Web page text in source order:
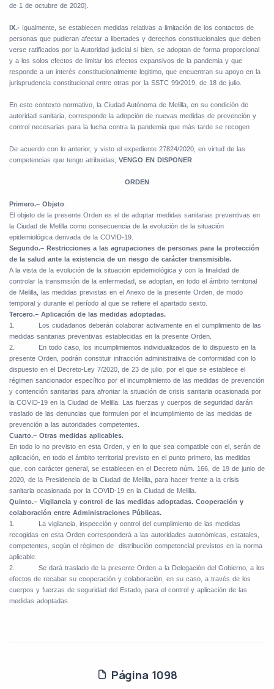
de 1 de octubre de 2020).
IX.- Igualmente, se establecen medidas relativas a limitación de los contactos de
personas que pudieran afectar a libertades y derechos constitucionales que deben
verse ratificados por la Autoridad judicial si bien, se adoptan de forma proporcional
y a los solos efectos de limitar los efectos expansivos de la pandemia y que
responde a un interés constitucionalmente legitimo, que encuentran su apoyo en la
jurisprudencia constitucional entre otras por la SSTC 99/2019, de 18 de julio.
En este contexto normativo, la Ciudad Autónoma de Melilla, en su condición de
autoridad sanitaria, corresponde la adopción de nuevas medidas de prevención y
control necesarias para la lucha contra la pandemia que más tarde se recogen
De acuerdo con lo anterior, y visto el expediente 27824/2020, en virtud de las
competencias que tengo atribuidas, VENGO EN DISPONER
ORDEN
Primero.– Objeto
El objeto de la presente Orden es el de adoptar medidas sanitarias preventivas en
la Ciudad de Melilla como consecuencia de la evolución de la situación
epidemiológica derivada de la COVID-19.
Segundo.– Restricciones a las agrupaciones de personas para la protección
de la salud ante la existencia de un riesgo de carácter transmisible.
A la vista de la evolución de la situación epidemiológica y con la finalidad de
controlar la transmisión de la enfermedad, se adoptan, en todo el ámbito territorial
de Melilla, las medidas previstas en el Anexo de la presente Orden, de modo
temporal y durante el período al que se refiere el apartado sexto.
Tercero.– Aplicación de las medidas adoptadas.
1.
Los ciudadanos deberán colaborar activamente en el cumplimiento de las
medidas sanitarias preventivas establecidas en la presente Orden.
2.
En todo caso, los incumplimientos individualizados de lo dispuesto en la
presente Orden, podrán constituir infracción administrativa de conformidad con lo
dispuesto en el Decreto-Ley 7/2020, de 23 de julio, por el que se establece el
régimen sancionador específico por el incumplimiento de las medidas de prevención
y contención sanitarias para afrontar la situación de crisis sanitaria ocasionada por
la COVID-19 en la Ciudad de Melilla. Las fuerzas y cuerpos de seguridad darán
traslado de las denuncias que formulen por el incumplimiento de las medidas de
prevención a las autoridades competentes.
Cuarto.– Otras medidas aplicables.
En todo lo no previsto en esta Orden, y en lo que sea compatible con el, serán de
aplicación, en todo el ámbito territorial previsto en el punto primero, las medidas
que, con carácter general, se establecen en el Decreto núm. 166, de 19 de junio de
2020, de la Presidencia de la Ciudad de Melilla, para hacer frente a la crisis
sanitaria ocasionada por la COVID-19 en la Ciudad de Melilla.
Quinto.– Vigilancia y control de las medidas adoptadas. Cooperación y
colaboración entre Administraciones Públicas.
1.
La vigilancia, inspección y control del cumplimiento de las medidas
recogidas en esta Orden corresponderá a las autoridades autonómicas, estatales,
competentes, según el régimen de
distribución competencial previstos en la norma
aplicable.
2.
Se dará traslado de la presente Orden a la Delegación del Gobierno, a los
efectos de recabar su cooperación y colaboración, en su caso, a través de los
cuerpos y fuerzas de seguridad del Estado, para el control y aplicación de las
medidas adoptadas.
Página 1098